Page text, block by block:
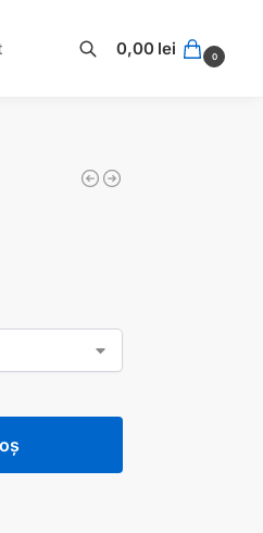
0,00 lei 0